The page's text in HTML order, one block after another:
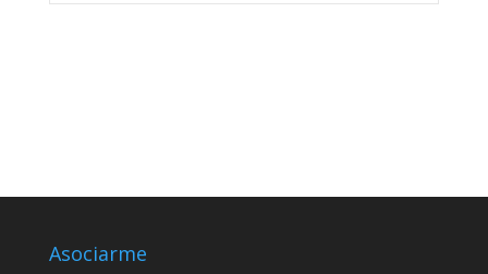
Asociarme